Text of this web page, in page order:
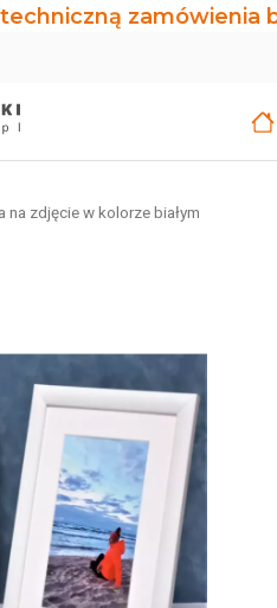
zamówienia
na zdjęcie w kolorze białym